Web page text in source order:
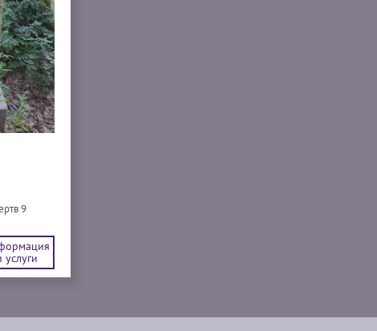
9
услуги